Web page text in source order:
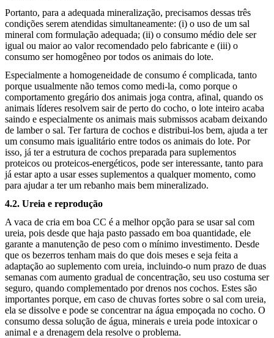
Portanto, para a adequada mineralização, precisamos dessas três
condições serem atendidas simultaneamente: (i) o uso de um sal
mineral com formulação adequada; (ii) o consumo médio dele ser
igual ou maior ao valor recomendado pelo fabricante e (iii) o
consumo ser homogêneo por todos os animais do lote.
Especialmente a homogeneidade de consumo é complicada, tanto
porque usualmente não temos como medi-la, como porque o
comportamento gregário dos animais joga contra, afinal, quando os
animais líderes resolvem sair de perto do cocho, o lote inteiro acaba
saindo e especialmente os animais mais submissos acabam deixando
de lamber o sal. Ter fartura de cochos e distribui-los bem, ajuda a ter
um consumo mais igualitário entre todos os animais do lote. Por
isso, já ter a estrutura de cochos preparada para suplementos
proteicos ou proteicos-energéticos, pode ser interessante, tanto para
já estar apto a usar esses suplementos a qualquer momento, como
para ajudar a ter um rebanho mais bem mineralizado.
4.2. Ureia e reprodução
A vaca de cria em boa CC é a melhor opção para se usar sal com
ureia, pois desde que haja pasto passado em boa quantidade, ele
garante a manutenção de peso com o mínimo investimento. Desde
que os bezerros tenham mais do que dois meses e seja feita a
adaptação ao suplemento com ureia, incluindo-o num prazo de duas
semanas com aumento gradual de concentração, seu uso costuma ser
seguro, quando complementado por drenos nos cochos. Estes são
importantes porque, em caso de chuvas fortes sobre o sal com ureia,
ela se dissolve e pode se concentrar na água empoçada no cocho. O
consumo dessa solução de água, minerais e ureia pode intoxicar o
animal e a drenagem dela resolve o problema.